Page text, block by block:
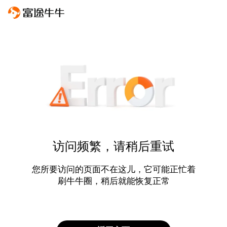
访问频繁，请稍后重试
您所要访问的页面不在这儿，它可能正忙着
刷牛牛圈，稍后就能恢复正常